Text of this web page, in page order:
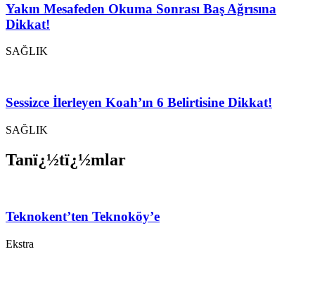
Yakın Mesafeden Okuma Sonrası Baş Ağrısına
Dikkat!
SAĞLIK
Sessizce İlerleyen Koah’ın 6 Belirtisine Dikkat!
SAĞLIK
Tanï¿½tï¿½mlar
Teknokent’ten Teknoköy’e
Ekstra